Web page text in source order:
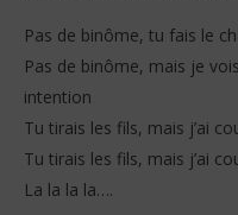
Pas de binôme, tu fais le
Pas de binôme, mais je
intention
Tu tirais les fils, mais j’ai
Tu tirais les fils, mais j’ai
La la la la….